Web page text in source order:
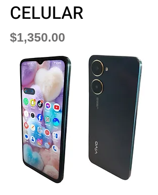
CELULAR
Precio
$1,350.00